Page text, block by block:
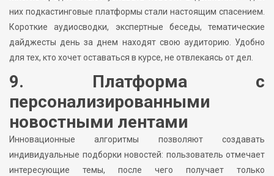
них подкастинговые платформы стали настоящим спасением.
Короткие аудиосводки, экспертные беседы, тематические
дайджесты день за днем находят свою аудиторию. Удобно
для тех, кто хочет оставаться в курсе, не отвлекаясь от дел.
9. Платформа с
персонализированными
новостными лентами
Инновационные алгоритмы позволяют создавать
индивидуальные подборки новостей: пользователь отмечает
интересующие темы, после чего получает только